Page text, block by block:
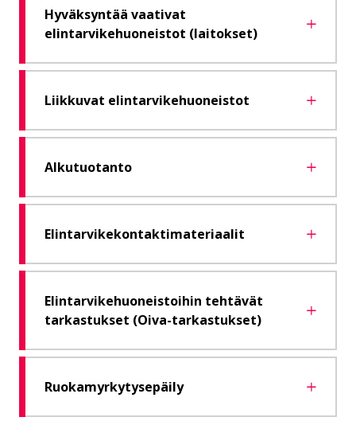
Hyväksyntää vaativat
elintarvikehuoneistot (laitokset)
Liikkuvat elintarvikehuoneistot
Alkutuotanto
Elintarvikekontaktimateriaalit
Elintarvikehuoneistoihin tehtävät
tarkastukset (Oiva-tarkastukset)
Ruokamyrkytysepäily